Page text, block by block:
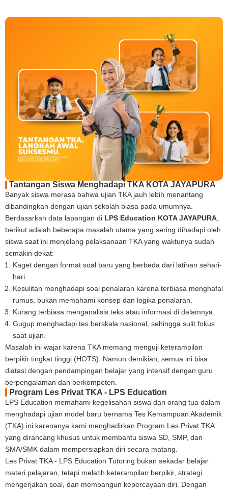
Tantangan Siswa Menghadapi TKA KOTA JAYAPURA
Banyak siswa merasa bahwa ujian TKA jauh lebih menantang
dibandingkan dengan ujian sekolah biasa pada umumnya.
Berdasarkan data lapangan di LPS Education KOTA JAYAPURA
berikut adalah beberapa masalah utama yang sering dihadapi oleh
siswa saat ini menjelang pelaksanaan TKA yang waktunya sudah
semakin dekat:
Kaget dengan format soal baru yang berbeda dari latihan sehari-
hari.
Kesulitan menghadapi soal penalaran karena terbiasa menghafal
rumus, bukan memahami konsep dan logika penalaran.
Kurang terbiasa menganalisis teks atau informasi di dalamnya.
Gugup menghadapi tes berskala nasional, sehingga sulit fokus
saat ujian.
Masalah ini wajar karena TKA memang menguji keterampilan
berpikir tingkat tinggi (HOTS). Namun demikian, semua ini bisa
diatasi dengan pendampingan belajar yang intensif dengan guru
berpengalaman dan berkompeten.
Program Les Privat TKA - LPS Education
LPS Education memahami kegelisahan siswa dan orang tua dalam
menghadapi ujian model baru bernama Tes Kemampuan Akademik
(TKA) ini karenanya kami menghadirkan Program Les Privat TKA
yang dirancang khusus untuk membantu siswa SD, SMP, dan
SMA/SMK dalam mempersiapkan diri secara matang.
Les Privat TKA - LPS Education Tutoring bukan sekadar belajar
materi pelajaran, tetapi melatih keterampilan berpikir, strategi
mengerjakan soal, dan membangun kepercayaan diri. Dengan